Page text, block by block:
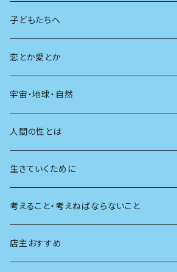
広告
未来
人生
子どもたちへ
教育
友達
学校
恋とか愛とか
宇宙・地球・自然
動物
植物
天体
生物
人間の性とは
生きていくために
考えること・考えねばならないこと
創元社 シリーズ「あいだで考える」
店主おすすめ